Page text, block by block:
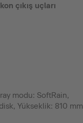
çıkış uçları
modu: SoftRain,
Yükseklik: 810 mm